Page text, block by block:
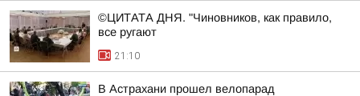
©ЦИТАТА ДНЯ. "Чиновников, как правило,
все ругают
21:10
В Астрахани прошел велопарад